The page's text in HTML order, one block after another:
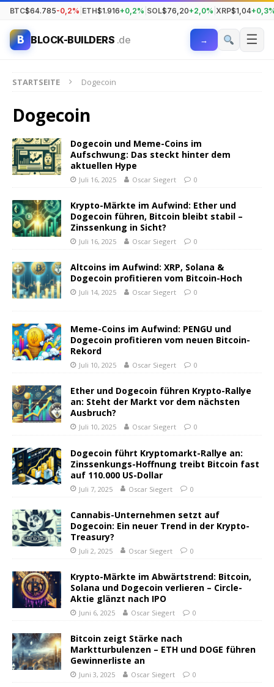
BTC$64.785-0,2% ETH$1.916+0,2% SOL$76,20+2,0% XRP$1,04
B BLOCK-BUILDERS .de → ☰
STARTSEITE Dogecoin
Dogecoin
Dogecoin und Meme-Coins im
Aufschwung: Das steckt hinter dem
aktuellen Hype
Juli 16, 2025 Oscar Siegert 0
Krypto-Märkte im Aufwind: Ether und
Dogecoin führen, Bitcoin bleibt stabil –
Zinssenkung in Sicht?
Juli 16, 2025 Oscar Siegert 0
Altcoins im Aufwind: XRP, Solana &
Dogecoin profitieren vom Bitcoin-Hoch
Juli 14, 2025 Oscar Siegert 0
Meme-Coins im Aufwind: PENGU und
Dogecoin profitieren vom neuen Bitcoin-
Rekord
Juli 10, 2025 Oscar Siegert 0
Ether und Dogecoin führen Krypto-Rallye
an: Steht der Markt vor dem nächsten
Ausbruch?
Juli 10, 2025 Oscar Siegert 0
Dogecoin führt Kryptomarkt-Rallye an:
Zinssenkungs-Hoffnung treibt Bitcoin fast
auf 110.000 US-Dollar
Juli 7, 2025 Oscar Siegert 0
Cannabis-Unternehmen setzt auf
Dogecoin: Ein neuer Trend in der Krypto-
Treasury?
Juli 2, 2025 Oscar Siegert 0
Krypto-Märkte im Abwärtstrend: Bitcoin,
Solana und Dogecoin verlieren – Circle-
Aktie glänzt nach IPO
Juni 6, 2025 Oscar Siegert 0
Bitcoin zeigt Stärke nach
Marktturbulenzen – ETH und DOGE führen
Gewinnerliste an
Juni 3, 2025 Oscar Siegert 0